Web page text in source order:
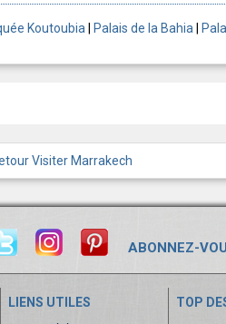
Koutoubia Palais de la Bahia
Visiter Marrakech
ABONNEZ-
LIENS UTILES TOP